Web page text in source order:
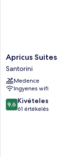
Apricus
Suites
Santorini
Apricus Suites
Santorini
Medence
Ingyenes wifi
9.6
ennyiből:
9,6 Kivételes
61 értékelés